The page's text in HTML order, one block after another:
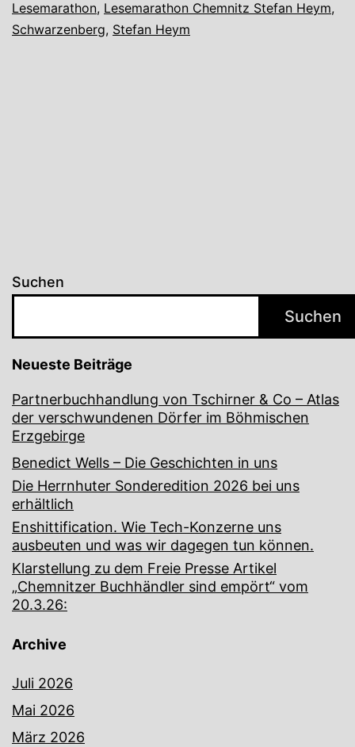
Lesemarathon, Lesemarathon Chemnitz Stefan Heym,
Schwarzenberg, Stefan Heym
Suchen
Suchen
Neueste Beiträge
Partnerbuchhandlung von Tschirner & Co – Atlas
der verschwundenen Dörfer im Böhmischen
Erzgebirge
Benedict Wells – Die Geschichten in uns
Die Herrnhuter Sonderedition 2026 bei uns
erhältlich
Enshittification. Wie Tech-Konzerne uns
ausbeuten und was wir dagegen tun können.
Klarstellung zu dem Freie Presse Artikel
„Chemnitzer Buchhändler sind empört“ vom
20.3.26:
Archive
Juli 2026
Mai 2026
März 2026